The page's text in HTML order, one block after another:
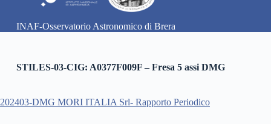
o
n
o
INAF-Osservatorio Astronomico di Brera
STILES-03-CIG: A0377F009F – Fresa 5 assi DMG
202403-DMG MORI ITALIA Srl- Rapporto Periodico